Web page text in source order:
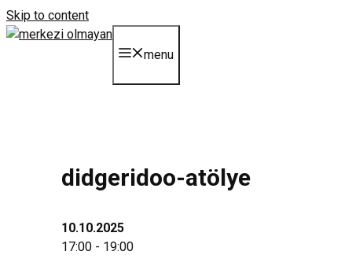
Skip to content
menu
didgeridoo-atölye
10.10.2025
17:00 - 19:00